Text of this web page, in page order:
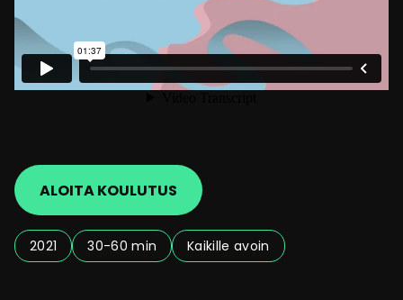
ALOITA KOULUTUS
2021 30-60 min Kaikille avoin